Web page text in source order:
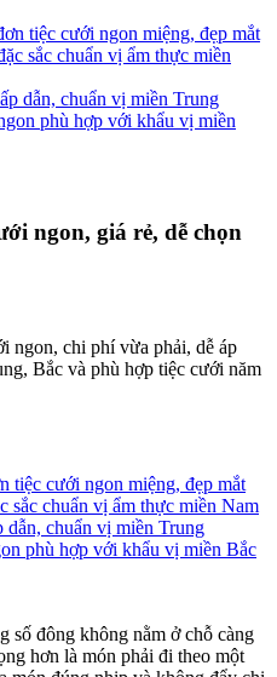
tiệc cưới ngon miệng, đẹp mắt
sắc chuẩn vị ẩm thực miền
dẫn, chuẩn vị miền Trung
phù hợp với khẩu vị miền
ngon, giá rẻ, dễ chọn
ngon, chi phí vừa phải, dễ áp
Bắc và phù hợp tiệc cưới năm
tiệc cưới ngon miệng, đẹp mắt
sắc chuẩn vị ẩm thực miền Nam
chuẩn vị miền Trung
phù hợp với khẩu vị miền Bắc
số đông không nằm ở chỗ càng
hơn là món phải đi theo một